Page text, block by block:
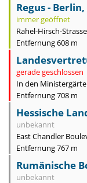
Regus -
immer geöffnet
Rahel-Hirsch-
Entfernung 608 m
gerade geschlossen
In den
Entfernung 708 m
Hessische
unbekannt
East Chandler
Entfernung 767 m
Rumänische
unbekannt